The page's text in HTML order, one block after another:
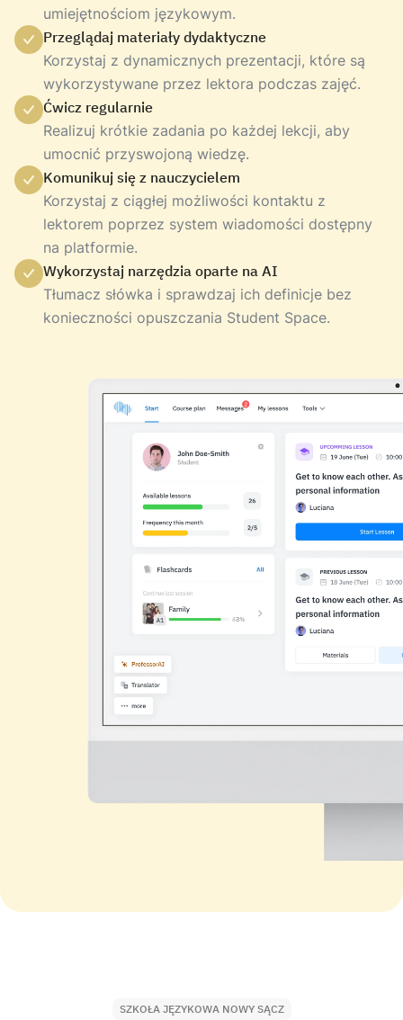
umiejętnościom językowym.
Przeglądaj materiały dydaktyczne
Korzystaj z dynamicznych prezentacji, które są
wykorzystywane przez lektora podczas zajęć.
Ćwicz regularnie
Realizuj krótkie zadania po każdej lekcji, aby
umocnić przyswojoną wiedzę.
Komunikuj się z nauczycielem
Korzystaj z ciągłej możliwości kontaktu z
lektorem poprzez system wiadomości dostępny
na platformie.
Wykorzystaj narzędzia oparte na AI
Tłumacz słówka i sprawdzaj ich definicje bez
konieczności opuszczania Student Space.
SZKOŁA JĘZYKOWA NOWY SĄCZ